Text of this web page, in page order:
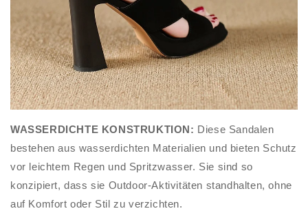
WASSERDICHTE KONSTRUKTION: Diese Sandalen
bestehen aus wasserdichten Materialien und bieten Schutz
vor leichtem Regen und Spritzwasser. Sie sind so
konzipiert, dass sie Outdoor-Aktivitäten standhalten, ohne
auf Komfort oder Stil zu verzichten.